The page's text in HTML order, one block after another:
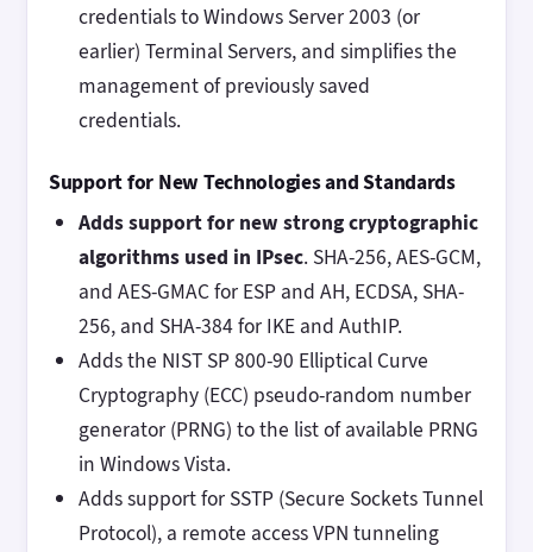
credentials to Windows Server 2003 (or
earlier) Terminal Servers, and simplifies the
management of previously saved
credentials.
Support for New Technologies and Standards
Adds support for new strong cryptographic
algorithms used in IPsec. SHA-256, AES-GCM,
and AES-GMAC for ESP and AH, ECDSA, SHA-
256, and SHA-384 for IKE and AuthIP.
Adds the NIST SP 800-90 Elliptical Curve
Cryptography (ECC) pseudo-random number
generator (PRNG) to the list of available PRNG
in Windows Vista.
Adds support for SSTP (Secure Sockets Tunnel
Protocol), a remote access VPN tunneling